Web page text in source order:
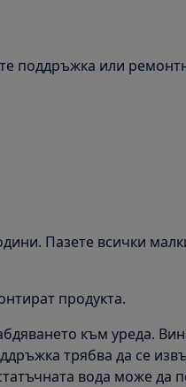
поддръжка или
Пазете всички
продукта.
към уреда.
трябва да се
вода може да